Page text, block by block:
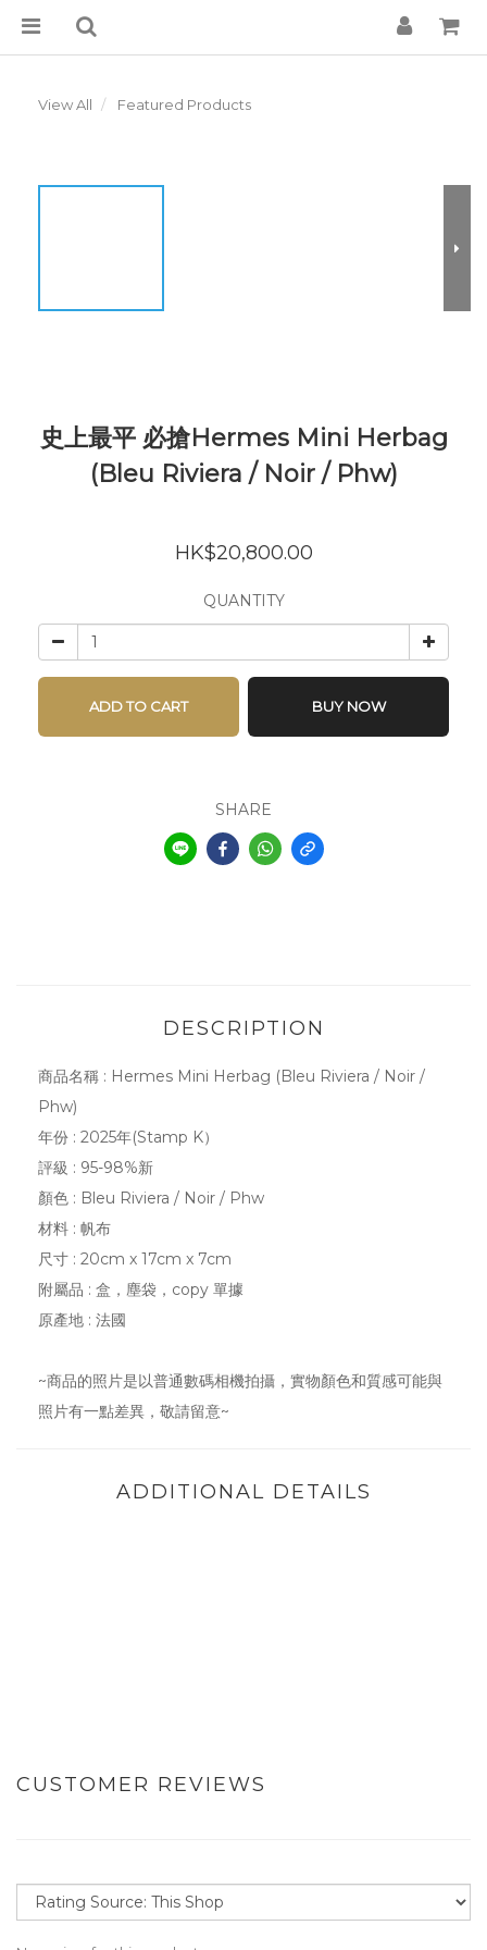
View All Featured Products
史上最平 必搶Hermes Mini Herbag
(Bleu Riviera / Noir / Phw)
HK$20,800.00
QUANTITY
ADD TO CART BUY NOW
SHARE
DESCRIPTION
商品名稱 : Hermes Mini Herbag (Bleu Riviera / Noir /
Phw)
年份 : 2025年(Stamp K）
評級 : 95-98%新
顏色 : Bleu Riviera / Noir / Phw
材料 : 帆布
尺寸 : 20cm x 17cm x 7cm
附屬品 : 盒，塵袋，copy 單據
原產地 : 法國
~商品的照片是以普通數碼相機拍攝，實物顏色和質感可能與
照片有一點差異，敬請留意~
ADDITIONAL DETAILS
CUSTOMER REVIEWS